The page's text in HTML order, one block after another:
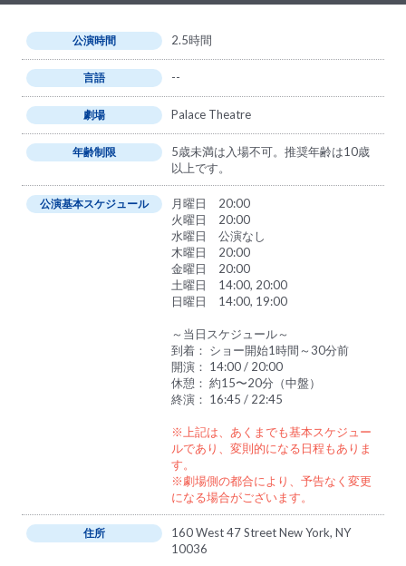
公演時間 2.5時間
言語 --
劇場 Palace Theatre
年齢制限
5歳未満は入場不可。推奨年齢は10歳
以上です。
公演基本スケジュール
月曜日 20:00
火曜日 20:00
水曜日 公演なし
木曜日 20:00
金曜日 20:00
土曜日 14:00, 20:00
日曜日 14:00, 19:00
～当日スケジュール～
到着： ショー開始1時間～30分前
開演： 14:00 / 20:00
休憩： 約15〜20分（中盤）
終演： 16:45 / 22:45
※上記は、あくまでも基本スケジュー
ルであり、変則的になる日程もありま
す。
※劇場側の都合により、予告なく変更
になる場合がございます。
住所
160 West 47 Street New York, NY
10036